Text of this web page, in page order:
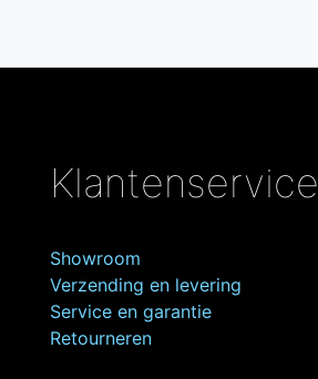
Klantenservice
Showroom
Verzending en levering
Service en garantie
Retourneren